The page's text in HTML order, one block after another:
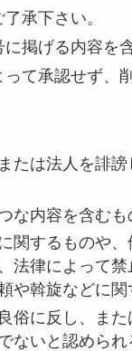
承下さい。
掲げる内容を
て承認せず、
たは法人を誹謗
な内容を含むも
関するものや
法律によって
や斡旋などに関
俗に反し、ま
ないと認められ